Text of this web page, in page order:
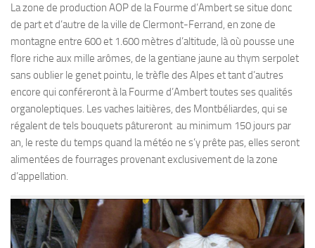
La zone de production AOP de la Fourme d’Ambert se situe donc
de part et d’autre de la ville de Clermont-Ferrand, en zone de
montagne entre 600 et 1.600 mètres d’altitude, là où pousse une
flore riche aux mille arômes, de la gentiane jaune au thym serpolet
sans oublier le genet pointu, le trèfle des Alpes et tant d’autres
encore qui conféreront à la Fourme d’Ambert toutes ses qualités
organoleptiques. Les vaches laitières, des Montbéliardes, qui se
régalent de tels bouquets pâtureront au minimum 150 jours par
an, le reste du temps quand la météo ne s’y prête pas, elles seront
alimentées de fourrages provenant exclusivement de la zone
d’appellation.